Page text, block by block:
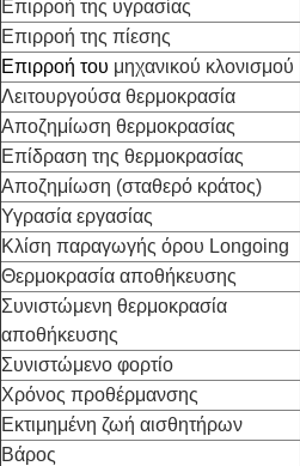
Επιρροή της υγρασίας
Επιρροή της πίεσης
Επιρροή του μηχανικού κλονισμού
Λειτουργούσα θερμοκρασία
Αποζημίωση θερμοκρασίας
Επίδραση της θερμοκρασίας
Αποζημίωση (σταθερό κράτος)
Υγρασία εργασίας
Κλίση παραγωγής όρου Longoing
Θερμοκρασία αποθήκευσης
Συνιστώμενη θερμοκρασία
αποθήκευσης
Συνιστώμενο φορτίο
Χρόνος προθέρμανσης
Εκτιμημένη ζωή αισθητήρων
Βάρος